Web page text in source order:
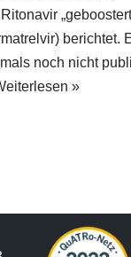
berichtet.
noch nicht
»